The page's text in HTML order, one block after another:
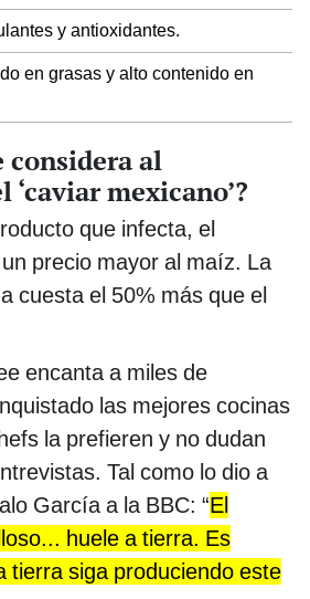
y antioxidantes.
en grasas y alto contenido en
considera al
mexicano’?
que infecta, el
precio mayor al maíz. La
cuesta el 50% más que el
encanta a miles de
las mejores cocinas
la prefieren y no dudan
Tal como lo dio a
García a la BBC: “El
huele a tierra. Es
tierra siga produciendo este